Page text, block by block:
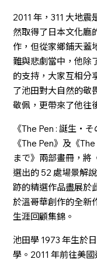
2011 年，311 大地
然取得了日本文化廳
作，但從家鄉鋪天蓋
難與悲劇當中，他除
的支持，大家互相分
了池田對大自然的敬
敬佩，更帶來了他往
《The Pen : 誕生・
《The Pen》及《
まで》兩部畫冊，將
選出的 52 處場景解
跡的精選作品盡展於
於溫哥華創作的全新
生涯回顧集錦。
池田學 1973 年生於
學。2011 年前往美